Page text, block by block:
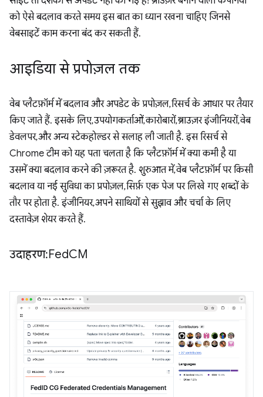
को ऐसे बदलाव करते समय इस बात का ध्यान रखना चाहिए जिनसे
वेबसाइटें काम करना बंद कर सकती हैं.
आइडिया से प्रपोज़ल तक
वेब प्लैटफ़ॉर्म में बदलाव और अपडेट के प्रपोज़ल, रिसर्च के आधार पर तैयार
किए जाते हैं. इसके लिए, उपयोगकर्ताओं, कारोबारों, ब्राउज़र इंजीनियरों, वेब
डेवलपर, और अन्य स्टेकहोल्डर से सलाह ली जाती है. इस रिसर्च से
Chrome टीम को यह पता चलता है कि प्लैटफ़ॉर्म में क्या कमी है या
उसमें क्या बदलाव करने की ज़रूरत है. शुरुआत में, वेब प्लैटफ़ॉर्म पर किसी
बदलाव या नई सुविधा का प्रपोज़ल, सिर्फ़ एक पेज पर लिखे गए शब्दों के
तौर पर होता है. इंजीनियर, अपने साथियों से सुझाव और चर्चा के लिए
दस्तावेज़ शेयर करते हैं.
उदाहरण: FedCM